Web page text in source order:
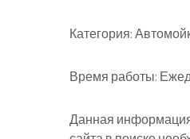
Категория:
Время работы:
Данная